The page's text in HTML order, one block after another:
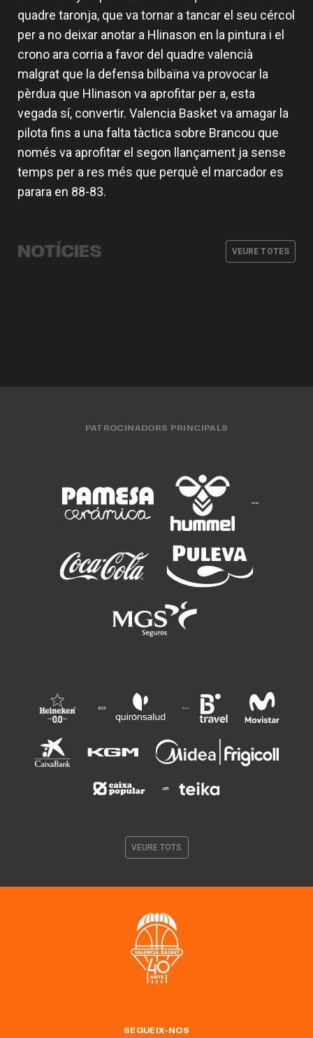
quadre taronja, que va tornar a tancar el seu cércol
per a no deixar anotar a Hlinason en la pintura i el
crono ara corria a favor del quadre valencià
malgrat que la defensa bilbaïna va provocar la
pèrdua que Hlinason va aprofitar per a, esta
vegada sí, convertir. Valencia Basket va amagar la
pilota fins a una falta tàctica sobre Brancou que
només va aprofitar el segon llançament ja sense
temps per a res més que perquè el marcador es
parara en 88-83.
NOTÍCIES VEURE TOTES
Valencia Basket incorpora a Oumar
EuroLeague 26-27 en la pista de
PATROCINADORS PRINCIPALS
VEURE TOTS
SEGUEIX-NOS